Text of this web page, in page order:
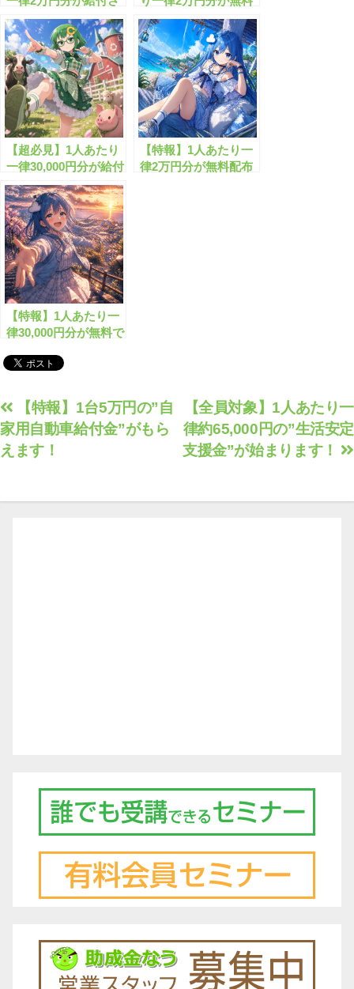
れまし!!
配布されます！
【超必見】1人あたり
一律30,000円分が給付
されます！
【特報】1人あたり一
律2万円分が無料配布
【特報】1人あたり一
律30,000円分が無料で
投
稿
ナ
ゲ
【全員対象】1人あたり一
律約65,000円の”生活安定
支援金”が始まります！
【特報】1台5万円の”自
家用自動車給付金”がもら
えます！